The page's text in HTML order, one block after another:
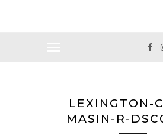
LEXINGTON-
MASIN-R-